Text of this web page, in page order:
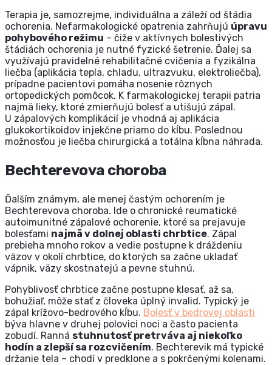
Terapia je, samozrejme, individuálna a záleží od štádia
ochorenia. Nefarmakologické opatrenia zahrňujú úpravu
pohybového režimu – čiže v aktívnych bolestivých
štádiách ochorenia je nutné fyzické šetrenie. Ďalej sa
využívajú pravidelné rehabilitačné cvičenia a fyzikálna
liečba (aplikácia tepla, chladu, ultrazvuku, elektroliečba),
prípadne pacientovi pomáha nosenie rôznych
ortopedických pomôcok. K farmakologickej terapii patria
najmä lieky, ktoré zmierňujú bolesť a utišujú zápal.
U zápalových komplikácií je vhodná aj aplikácia
glukokortikoidov injekčne priamo do kĺbu. Poslednou
možnosťou je liečba chirurgická a totálna kĺbna náhrada.
Bechterevova choroba
Ďalším známym, ale menej častým ochorením je
Bechterevova choroba. Ide o chronické reumatické
autoimunitné zápalové ochorenie, ktoré sa prejavuje
bolesťami najmä v dolnej oblasti chrbtice. Zápal
prebieha mnoho rokov a vedie postupne k dráždeniu
väzov v okolí chrbtice, do ktorých sa začne ukladať
vápnik, väzy skostnatejú a pevne stuhnú.
Pohyblivosť chrbtice začne postupne klesať, až sa,
bohužiaľ, môže stať z človeka úplný invalid. Typický je
zápal krížovo-bedrového kĺbu. Bolesť v bedrovej oblasti
býva hlavne v druhej polovici noci a často pacienta
zobudí. Ranná stuhnutosť pretrváva aj niekoľko
hodín a zlepší sa rozcvičením. Bechterevik má typické
držanie tela – chodí v predklone a s pokrčenými kolenami.